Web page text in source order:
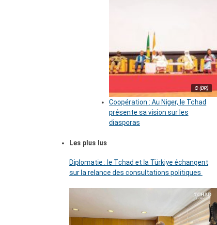
© (DR)
Coopération : Au Niger, le Tchad
présente sa vision sur les
diasporas
Les plus lus
Diplomatie : le Tchad et la Türkiye échangent
sur la relance des consultations politiques